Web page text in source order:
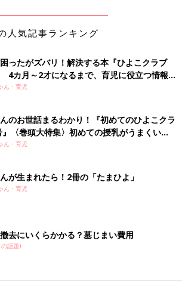
ので妻から聞いた話になります。
いをあげないと、
されて、詰まることがあるらしいです。
を取るらしいのですが、それでも取れない
詰まりを出すらしいです。
は違い、
まりは洗面所の鏡に勢いよく当たり、
でこにピトッとついたらしいですッ！！！
fiction.-
人気記事ランキング
ったがズバリ！解決する本『ひよこクラブ
4カ月～2才になるまで、育児に役立つ情報が
！
ん・育児
のお世話まるわかり！『初めてのひよこクラ
』〈巻頭大特集〉初めての授乳がうまくい
ぱい・ミルクの基本と夏のトラブル 解決テ
ん・育児
が生まれたら！2冊の「たまひよ」
ん・育児
去にいくらかかる？墓じまい費用
の話題)